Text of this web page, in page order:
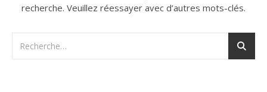
recherche. Veuillez réessayer avec d’autres mots-clés.